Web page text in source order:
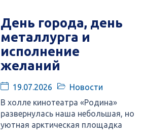
День города, день
металлурга и
исполнение
желаний
19.07.2026
Новости
В холле кинотеатра «Родина»
развернулась наша небольшая, но
уютная арктическая площадка